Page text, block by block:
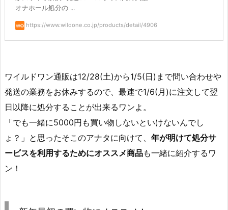
オナホール処分の ...
https://www.wildone.co.jp/products/detail/4906
ワイルドワン通販は12/28(土)から1/5(日)まで問い合わせや
発送の業務をお休みするので、最速で1/6(月)に注文して翌
日以降に処分することが出来るワンよ。
「でも一緒に5000円も買い物しないといけないんでし
ょ？」と思ったそこのアナタに向けて、 年が明けて処分サ
ービスを利用するためにオススメ商品も一緒に紹介するワ
ン！